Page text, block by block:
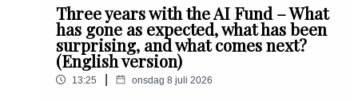
Three years with the AI Fund – What
has gone as expected, what has been
surprising, and what comes next?
(English version)
13:25 onsdag 8 juli 2026